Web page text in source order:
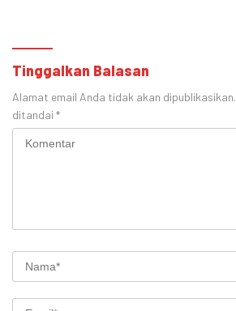
Tinggalkan Balasan
Alamat email Anda tidak akan dipublikasikan.
ditandai *